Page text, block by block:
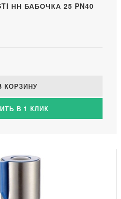
НН БАБОЧКА 25 PN40
КОРЗИНУ
В 1 КЛИК